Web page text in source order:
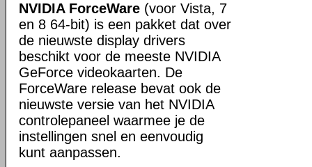
NVIDIA ForceWare (voor Vista, 7
en 8 64-bit) is een pakket dat over
de nieuwste display drivers
beschikt voor de meeste NVIDIA
GeForce videokaarten. De
ForceWare release bevat ook de
nieuwste versie van het NVIDIA
controlepaneel waarmee je de
instellingen snel en eenvoudig
kunt aanpassen.